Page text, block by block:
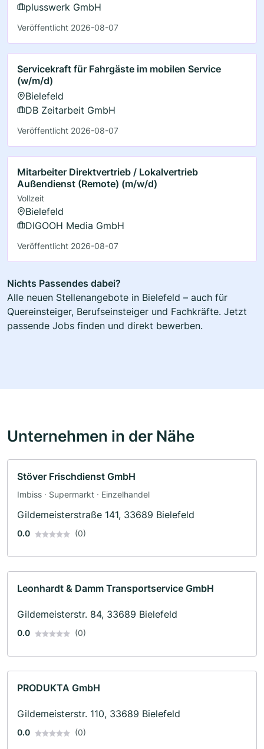
plusswerk GmbH
Veröffentlicht 2026-08-07
Servicekraft für Fahrgäste im mobilen Service
(w/m/d)
Bielefeld
DB Zeitarbeit GmbH
Veröffentlicht 2026-08-07
Mitarbeiter Direktvertrieb / Lokalvertrieb
Außendienst (Remote) (m/w/d)
Vollzeit
Bielefeld
DIGOOH Media GmbH
Veröffentlicht 2026-08-07
Nichts Passendes dabei?
Alle neuen Stellenangebote in Bielefeld – auch für
Quereinsteiger, Berufseinsteiger und Fachkräfte. Jetzt
passende Jobs finden und direkt bewerben.
Unternehmen in der Nähe
Stöver Frischdienst GmbH
Imbiss · Supermarkt · Einzelhandel
Gildemeisterstraße 141, 33689 Bielefeld
0.0 (0)
Leonhardt & Damm Transportservice GmbH
Gildemeisterstr. 84, 33689 Bielefeld
0.0 (0)
PRODUKTA GmbH
Gildemeisterstr. 110, 33689 Bielefeld
0.0 (0)